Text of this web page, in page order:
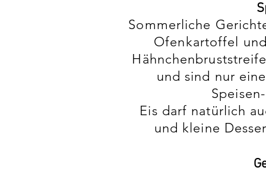
Sommerliche
Ofenkartoffel
und sind nur
Eis darf natürlich
und kleine